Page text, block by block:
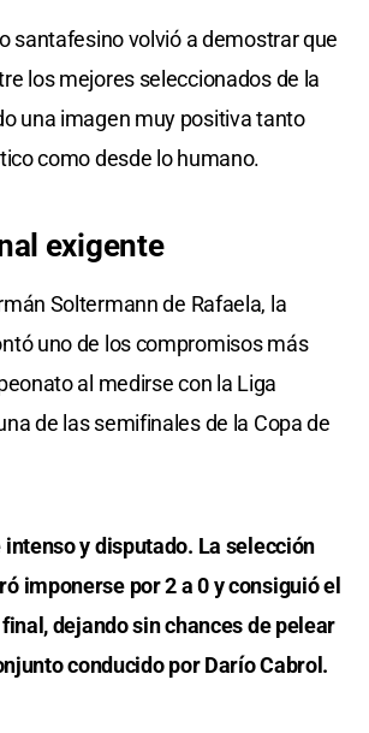
santafesino volvió a demostrar que
los mejores seleccionados de la
una imagen muy positiva tanto
como desde lo humano.
exigente
Soltermann de Rafaela, la
uno de los compromisos más
al medirse con la Liga
de las semifinales de la Copa de
intenso y disputado. La selección
imponerse por 2 a 0 y consiguió el
dejando sin chances de pelear
conducido por Darío Cabrol.